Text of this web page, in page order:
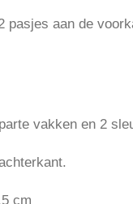
pasjes aan de
vakken en 2
cm